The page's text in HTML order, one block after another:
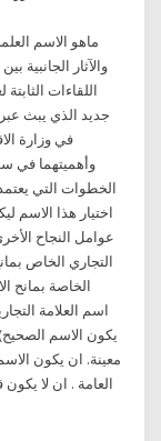
ماهو الاسم
والآثار الجانبية
اللقاءات
في وزارة
وأهميتهما في
الخطوات التي
اختيار هذا الاسم
عوامل النجاح
التجاري الخاص
يكون الاسم
معينة. ان يكون
العامة . ان لا